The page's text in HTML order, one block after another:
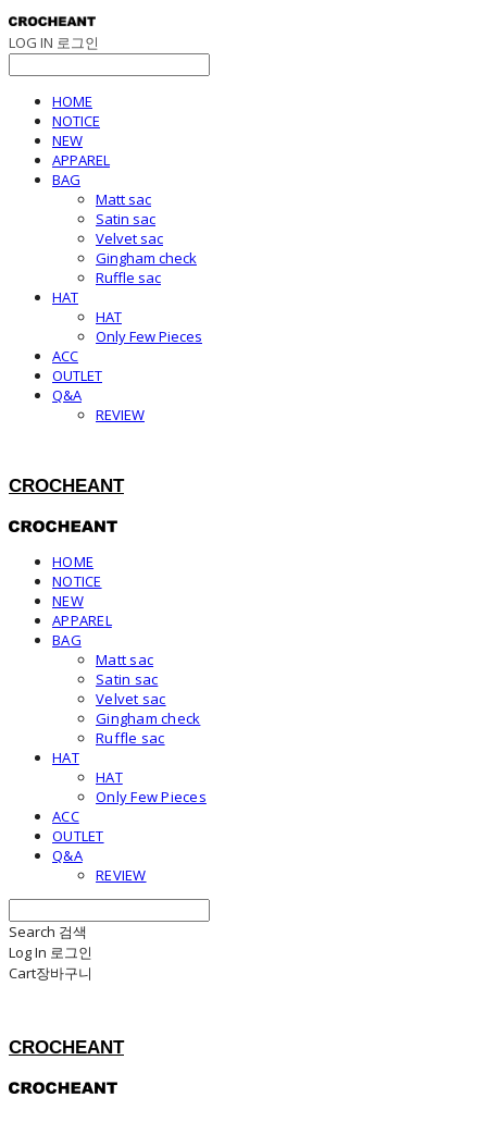
LOG IN 로그인
HOME
NOTICE
NEW
APPAREL
BAG
Matt sac
Satin sac
Velvet sac
Gingham check
Ruffle sac
HAT
HAT
Only Few Pieces
ACC
OUTLET
Q&A
REVIEW
CROCHEANT
HOME
NOTICE
NEW
APPAREL
BAG
Matt sac
Satin sac
Velvet sac
Gingham check
Ruffle sac
HAT
HAT
Only Few Pieces
ACC
OUTLET
Q&A
REVIEW
Search 검색
Log In 로그인
Cart장바구니
CROCHEANT